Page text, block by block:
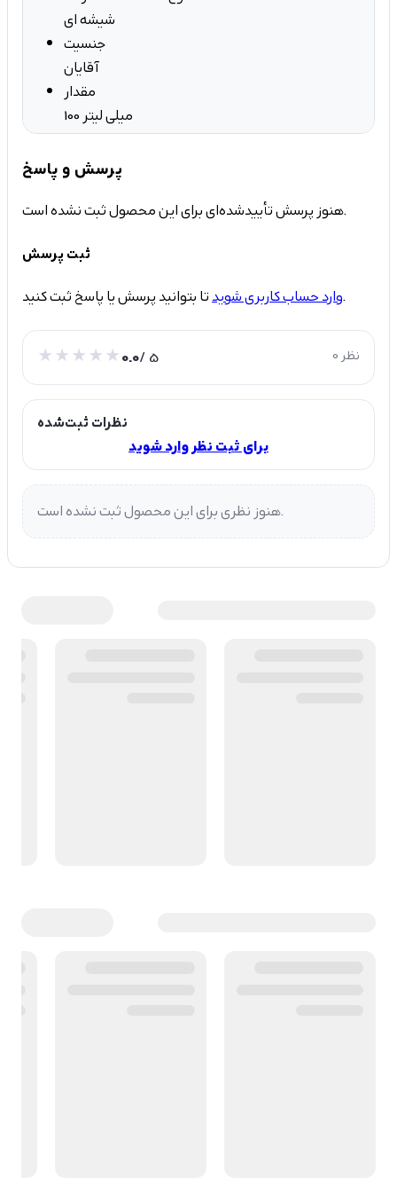
شیشه ای
جنسیت
آقایان
مقدار
100 میلی لیتر
پرسش و پاسخ
هنوز پرسش تأییدشده‌ای برای این محصول ثبت نشده است.
ثبت پرسش
وارد حساب کاربری شویدتا بتوانید پرسش یا پاسخ ثبت کنید.
0.0/ 5 0 نظر
نظرات ثبت‌شده
برای ثبت نظر وارد شوید
هنوز نظری برای این محصول ثبت نشده است.